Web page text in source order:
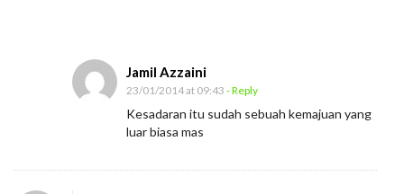
Jamil Azzaini
23/01/2014 at 09:43 - Reply
Kesadaran itu sudah sebuah kemajuan yang
luar biasa mas